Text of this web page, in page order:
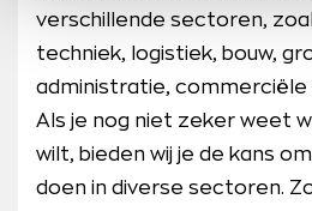
verschillende sectoren,
techniek, logistiek, bouw,
administratie, commerciële
Als je nog niet zeker weet
wilt, bieden wij je de kans
doen in diverse sectoren.